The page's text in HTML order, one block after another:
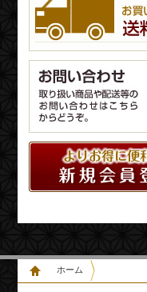
ホーム